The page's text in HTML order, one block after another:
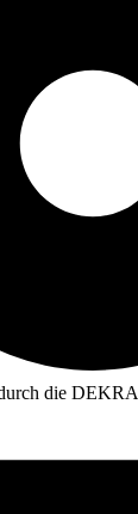
die DEKRA